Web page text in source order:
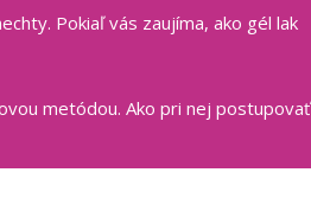
Pokiaľ vás zaujíma, ako gél lak
metódou. Ako pri nej postupovať